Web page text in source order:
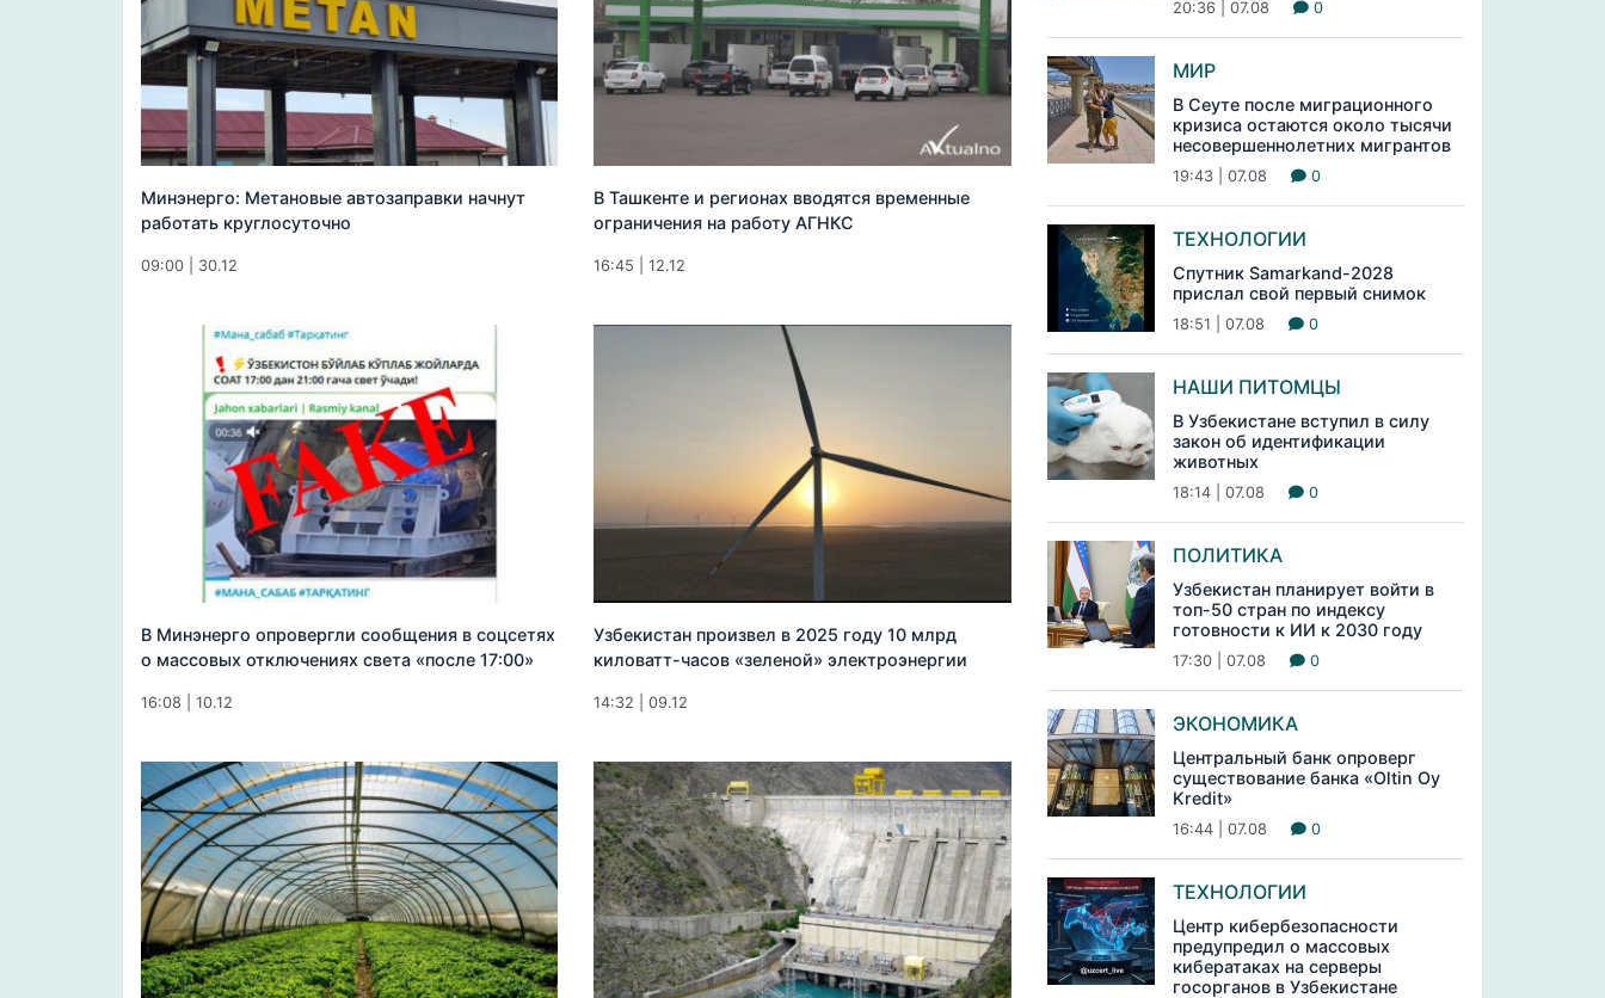
Минэнерго: Метановые автозаправки начнут
работать круглосуточно
09:00 | 30.12
В Ташкенте и регионах вводятся временные
ограничения на работу АГНКС
16:45 | 12.12
В Минэнерго опровергли сообщения в соцсетях
о массовых отключениях света «после 17:00»
16:08 | 10.12
Узбекистан произвел в 2025 году 10 млрд
киловатт-часов «зеленой» электроэнергии
14:32 | 09.12
20:36 | 07.08 0
МИР
В Сеуте после миграционного
кризиса остаются около тысячи
несовершеннолетних мигрантов
19:43 | 07.08 0
ТЕХНОЛОГИИ
Спутник Samarkand-2028
прислал свой первый снимок
18:51 | 07.08 0
НАШИ ПИТОМЦЫ
В Узбекистане вступил в силу
закон об идентификации
животных
18:14 | 07.08 0
ПОЛИТИКА
Узбекистан планирует войти в
топ-50 стран по индексу
готовности к ИИ к 2030 году
17:30 | 07.08 0
ЭКОНОМИКА
Центральный банк опроверг
существование банка «Oltin Oy
Kredit»
16:44 | 07.08 0
ТЕХНОЛОГИИ
Центр кибербезопасности
предупредил о массовых
кибератаках на серверы
госорганов в Узбекистане